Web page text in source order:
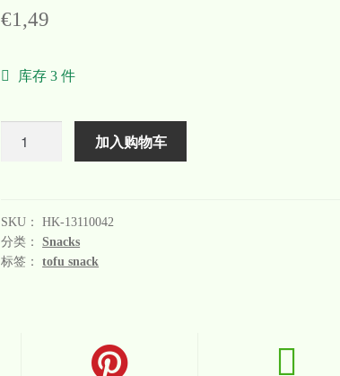
€1,49
库存 3 件
加入购物车
SKU：HK-13110042
分类：Snacks
标签：tofu snack